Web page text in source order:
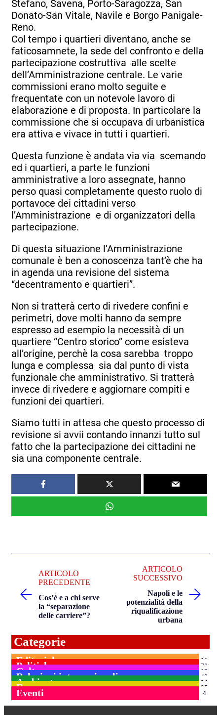
Stefano, Savena, Porto-Saragozza, San
Donato-San Vitale, Navile e Borgo Panigale-
Reno.
Col tempo i quartieri diventano, anche se
faticosamnete, la sede del confronto e della
partecipazione costruttiva alle scelte
dell’Amministrazione centrale. Le varie
commissioni erano molto seguite e
frequentate con un notevole lavoro di
elaborazione e di proposta. In particolare la
commissione che si occupava di urbanistica
era attiva e vivace in tutti i quartieri.
Questa funzione è andata via via scemando
ed i quartieri, a parte le funzioni
amministrative a loro assegnate, hanno
perso quasi completamente questo ruolo di
portavoce dei cittadini verso
l’Amministrazione e di organizzatori della
partecipazione.
Di questa situazione l’Amministrazione
comunale è ben a conoscenza tant’è che ha
in agenda una revisione del sistema
“decentramento e quartieri”.
Non si tratterà certo di rivedere confini e
perimetri, dove molti hanno da sempre
espresso ad esempio la necessità di un
quartiere “Centro storico” come esisteva
all’origine, perchè la cosa sarebba troppo
lunga e complessa sia dal punto di vista
funzionale che amministrativo. Si tratterà
invece di rivedere e aggiornare compiti e
funzioni dei quartieri.
Siamo tutti in attesa che questo processo di
revisione si avvii contando innanzi tutto sul
fatto che la partecipazione dei cittadini ne
sia una componente centrale.
ARTICOLO
PRECEDENTE
Cos’è e a chi serve
la “separazione
delle carriere”?
ARTICOLO
SUCCESSIVO
Napoli e le
potenzialità della
riqualificazione
urbana
Categorie
Editoriale 11
Politiche 78
Culture 63
Relazioni internazionali 43
Ambiente 14
Focus 35
Eventi 4